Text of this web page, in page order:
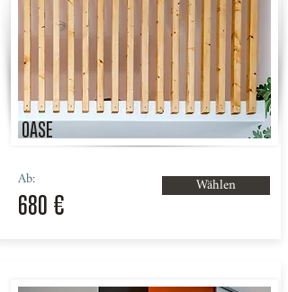
OASE
Ab:
680 €
Wählen